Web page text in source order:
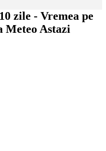
zile - Vremea pe
Meteo Astazi